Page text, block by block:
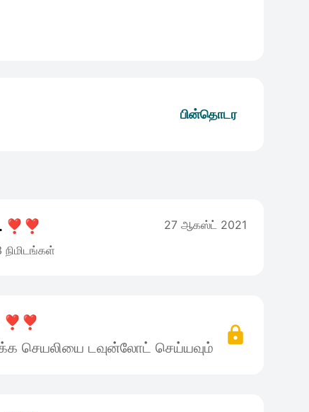
பின்தொடர
❣️❣️
நிமிடங்கள்
27 ஆகஸ்ட் 2021
4 ❣️❣️
செயலியை டவுன்லோட் செய்யவும்